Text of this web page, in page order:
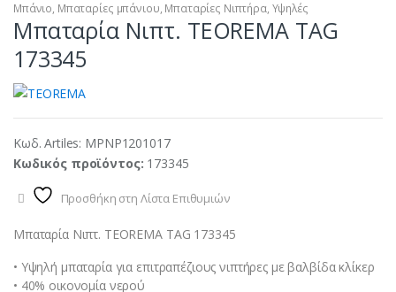
Μπάνιο, Μπαταρίες μπάνιου, Μπαταρίες Νιπτήρα, Υψηλές
Μπαταρία Νιπτ. TEOREMA TAG
173345
Κωδ. Artiles: MPNP1201017
Κωδικός προϊόντος: 173345
Προσθήκη στη Λίστα Επιθυμιών
Μπαταρία Νιπτ. TEOREMA TAG 173345
• Υψηλή μπαταρία για επιτραπέζιους νιπτήρες με βαλβίδα κλίκερ
• 40% οικονομία νερού